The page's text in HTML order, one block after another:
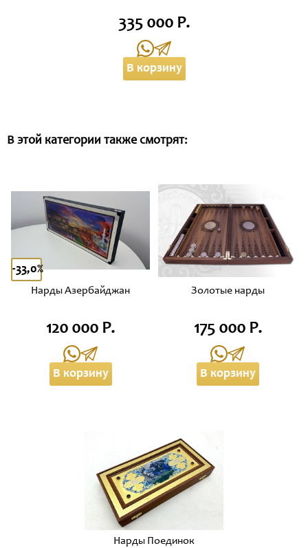
335 000 Р.
В корзину
В этой категории также смотрят:
Нарды Азербайджан
-33,0%
120 000 Р.
В корзину
Золотые нарды
175 000 Р.
В корзину
Нарды Поединок